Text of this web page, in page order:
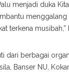
menjadi duka
menggalang
terkena musibah,”
dari berbagai
Banser NU,